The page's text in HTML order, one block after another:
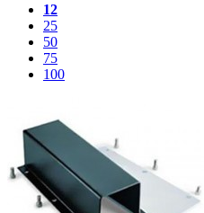
12
25
50
75
100